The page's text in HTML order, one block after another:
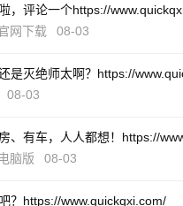
，评论一个https://
网下载
08-03
是灭绝师太啊？https://
08-03
脑版
08-03
？https://www.quickqxi.com/